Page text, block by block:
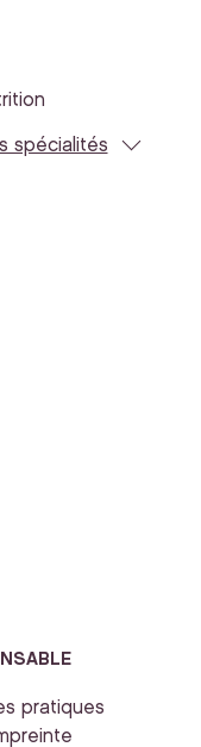
spécialités
pratiques